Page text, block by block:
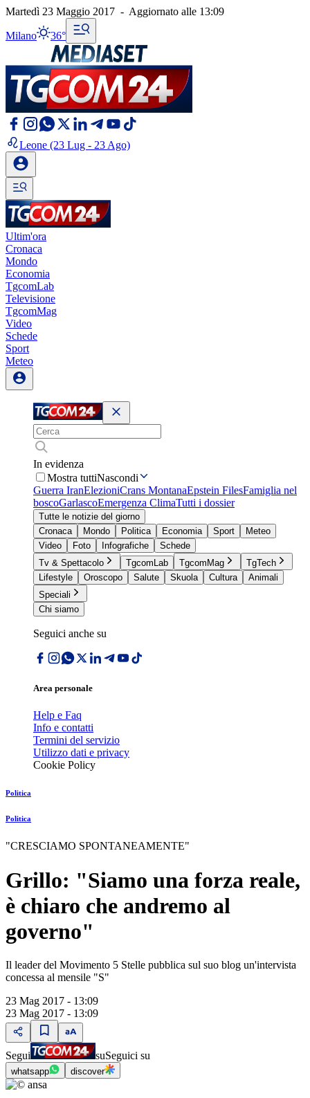
Martedì 23 Maggio 2017 - Aggiornato alle 13:09
Milano 36°
Leone (23 Lug - 23 Ago)
Ultim'ora
Cronaca
Mondo
Economia
TgcomLab
Televisione
TgcomMag
Video
Schede
Sport
Meteo
In evidenza
Mostra tuttiNascondi
Guerra IranElezioniCrans MontanaEpstein FilesFamiglia nel
boscoGarlascoEmergenza ClimaTutti i dossier
Tutte le notizie del giorno
Cronaca
Mondo Politica Economia Sport
Meteo
Video
Foto Infografiche
Schede
Tv & Spettacolo
TgcomLab TgcomMag
TgTech
Lifestyle
Oroscopo Salute Skuola Cultura
Animali
Speciali
Chi siamo
Seguici anche su
Area personale
Help e Faq
Info e contatti
Termini del servizio
Utilizzo dati e privacy
Cookie Policy
Politica
Politica
"CRESCIAMO SPONTANEAMENTE"
Grillo: "Siamo una forza reale,
è chiaro che andremo al
governo"
Il leader del Movimento 5 Stelle pubblica sul suo blog un'intervista
concessa al mensile "S"
23 Mag 2017 - 13:09
23 Mag 2017 - 13:09
Segui suSeguici su
whatsapp discover